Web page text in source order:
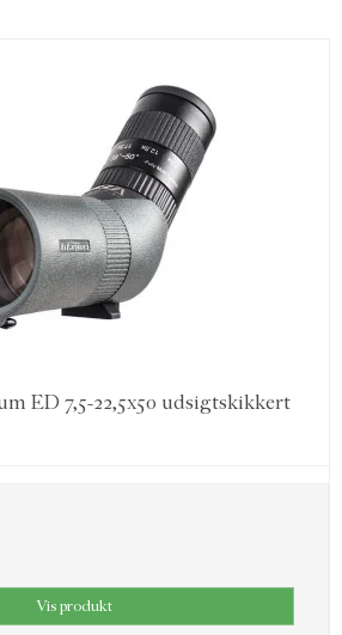
ED 7,5-22,5x50 udsigtskikkert
Vis produkt